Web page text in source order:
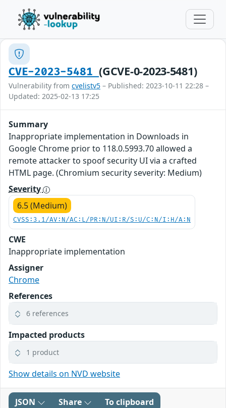
CVE-2023-5481(GCVE-0-2023-5481)
Vulnerability from cvelistv5 – Published: 2023-10-11 22:28 –
Updated: 2025-02-13 17:25
Summary
Inappropriate implementation in Downloads in
Google Chrome prior to 118.0.5993.70 allowed a
remote attacker to spoof security UI via a crafted
HTML page. (Chromium security severity: Medium)
Severity
6.5 (Medium)
CVSS:3.1/AV:N/AC:L/PR:N/UI:R/S:U/C:N/I:H/A:N
CWE
Inappropriate implementation
Assigner
Chrome
References
6 references
Impacted products
1 product
Show details on NVD website
JSON Share To clipboard